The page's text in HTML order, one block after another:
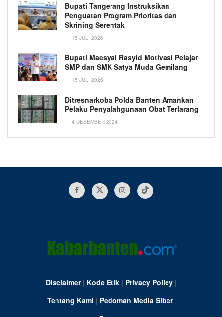
Bupati Tangerang Instruksikan
Penguatan Program Prioritas dan
Skrining Serentak
15 JULI 2026
Bupati Maesyal Rasyid Motivasi Pelajar
SMP dan SMK Satya Muda Gemilang
15 JULI 2026
Ditresnarkoba Polda Banten Amankan
Pelaku Penyalahgunaan Obat Terlarang
4 DESEMBER 2024
Disclaimer| Kode Etik| Privacy Policy|
Tentang Kami | Pedoman Media Siber